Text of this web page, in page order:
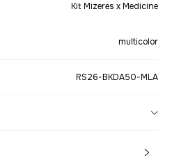
Kit Mizeres x Medicine
multicolor
RS26-BKDA50-MLA